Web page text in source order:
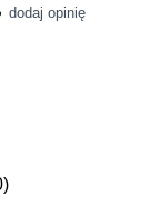
dodaj opinię